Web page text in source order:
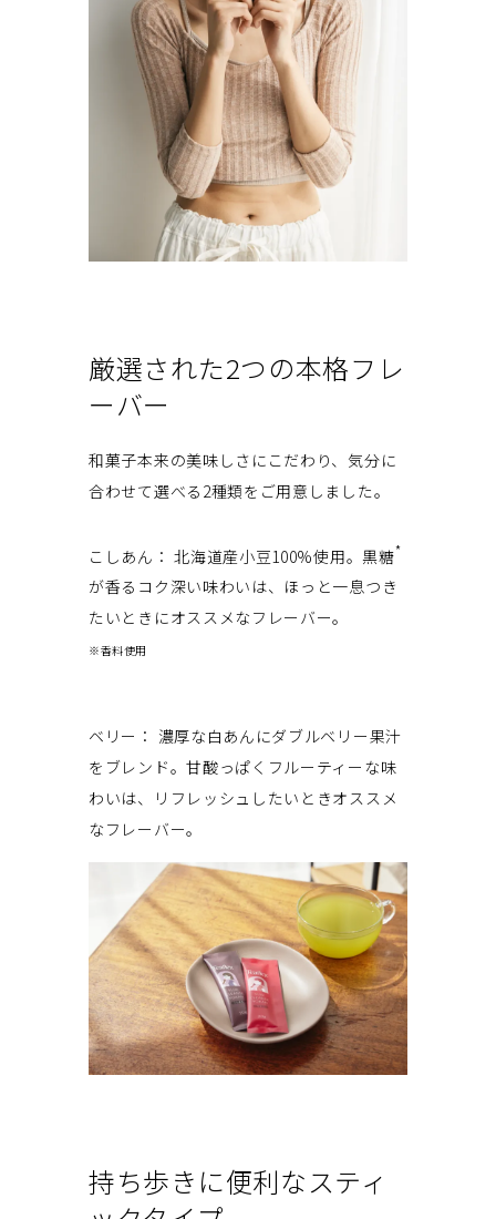
厳選された2つの本格フレ
ーバー
和菓子本来の美味しさにこだわり、気分に
合わせて選べる2種類をご用意しました。
こしあん： 北海道産小豆100%使用。黒糖*
が香るコク深い味わいは、ほっと一息つき
たいときにオススメなフレーバー。
※香料使用
ベリー： 濃厚な白あんにダブルベリー果汁
をブレンド。甘酸っぱくフルーティーな味
わいは、リフレッシュしたいときオススメ
なフレーバー。
持ち歩きに便利なスティ